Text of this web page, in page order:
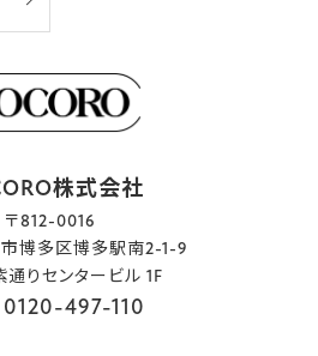
株式会社
〒812-0016
博多区博多駅南2-1-9
りセンタービル 1F
0120-497-110